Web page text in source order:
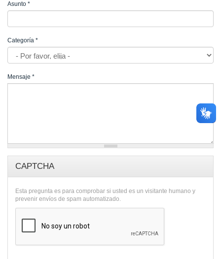
Asunto *
Categoría *
Mensaje *
CAPTCHA
Esta pregunta es para comprobar si usted es un visitante humano y
prevenir envíos de spam automatizado.